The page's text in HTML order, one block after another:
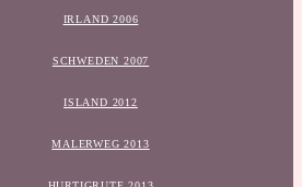
IRLAND 2006
SCHWEDEN 2007
ISLAND 2012
MALERWEG 2013